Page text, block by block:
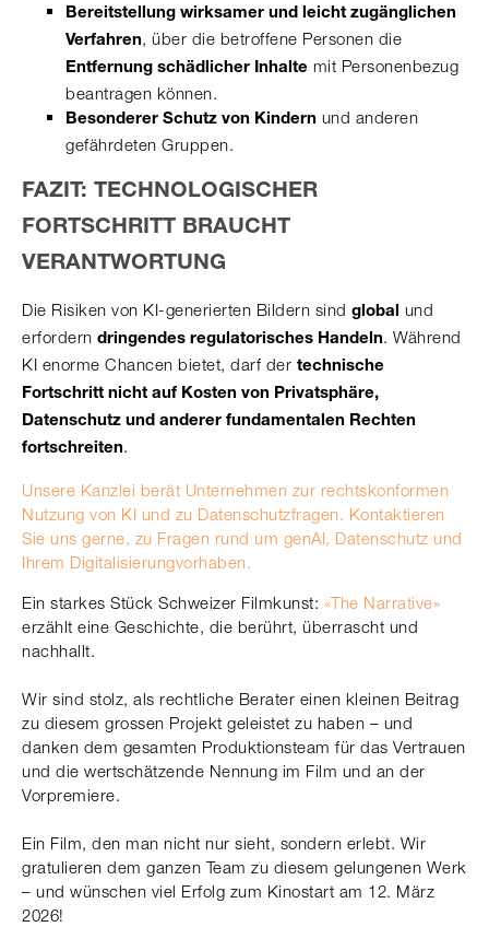
Bereitstellung wirksamer und leicht zugänglichen
Verfahren, über die betroffene Personen die
Entfernung schädlicher Inhalte mit Personenbezug
beantragen können.
Besonderer Schutz von Kindern und anderen
gefährdeten Gruppen.
FAZIT: TECHNOLOGISCHER
FORTSCHRITT BRAUCHT
VERANTWORTUNG
Die Risiken von KI-generierten Bildern sind global und
erfordern dringendes regulatorisches Handeln. Während
KI enorme Chancen bietet, darf der technische
Fortschritt nicht auf Kosten von Privatsphäre,
Datenschutz und anderer fundamentalen Rechten
fortschreiten.
Unsere Kanzlei berät Unternehmen zur rechtskonformen
Nutzung von KI und zu Datenschutzfragen. Kontaktieren
Sie uns gerne, zu Fragen rund um genAI, Datenschutz und
Ihrem Digitalisierungvorhaben.
Ein starkes Stück Schweizer Filmkunst: «The Narrative»
erzählt eine Geschichte, die berührt, überrascht und
nachhallt.
Wir sind stolz, als rechtliche Berater einen kleinen Beitrag
zu diesem grossen Projekt geleistet zu haben – und
danken dem gesamten Produktionsteam für das Vertrauen
und die wertschätzende Nennung im Film und an der
Vorpremiere.
Ein Film, den man nicht nur sieht, sondern erlebt. Wir
gratulieren dem ganzen Team zu diesem gelungenen Werk
– und wünschen viel Erfolg zum Kinostart am 12. März
2026!